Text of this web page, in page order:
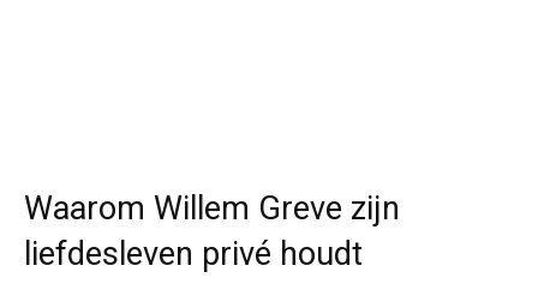
Waarom Willem Greve zijn
liefdesleven privé houdt